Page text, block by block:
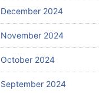
December 2024
November 2024
October 2024
September 2024